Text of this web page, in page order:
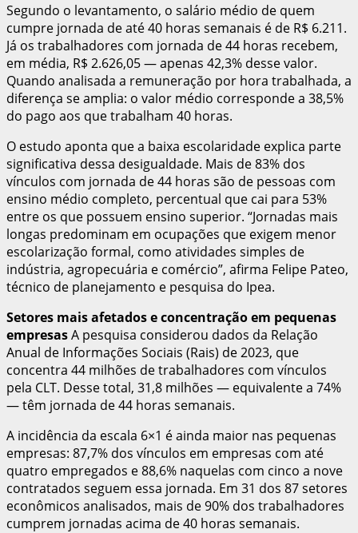
Segundo o levantamento, o salário médio de quem
cumpre jornada de até 40 horas semanais é de R$ 6.211.
Já os trabalhadores com jornada de 44 horas recebem,
em média, R$ 2.626,05 — apenas 42,3% desse valor.
Quando analisada a remuneração por hora trabalhada, a
diferença se amplia: o valor médio corresponde a 38,5%
do pago aos que trabalham 40 horas.
O estudo aponta que a baixa escolaridade explica parte
significativa dessa desigualdade. Mais de 83% dos
vínculos com jornada de 44 horas são de pessoas com
ensino médio completo, percentual que cai para 53%
entre os que possuem ensino superior. “Jornadas mais
longas predominam em ocupações que exigem menor
escolarização formal, como atividades simples de
indústria, agropecuária e comércio”, afirma Felipe Pateo,
técnico de planejamento e pesquisa do Ipea.
Setores mais afetados e concentração em pequenas
empresasA pesquisa considerou dados da Relação
Anual de Informações Sociais (Rais) de 2023, que
concentra 44 milhões de trabalhadores com vínculos
pela CLT. Desse total, 31,8 milhões — equivalente a 74%
— têm jornada de 44 horas semanais.
A incidência da escala 6×1 é ainda maior nas pequenas
empresas: 87,7% dos vínculos em empresas com até
quatro empregados e 88,6% naquelas com cinco a nove
contratados seguem essa jornada. Em 31 dos 87 setores
econômicos analisados, mais de 90% dos trabalhadores
cumprem jornadas acima de 40 horas semanais.